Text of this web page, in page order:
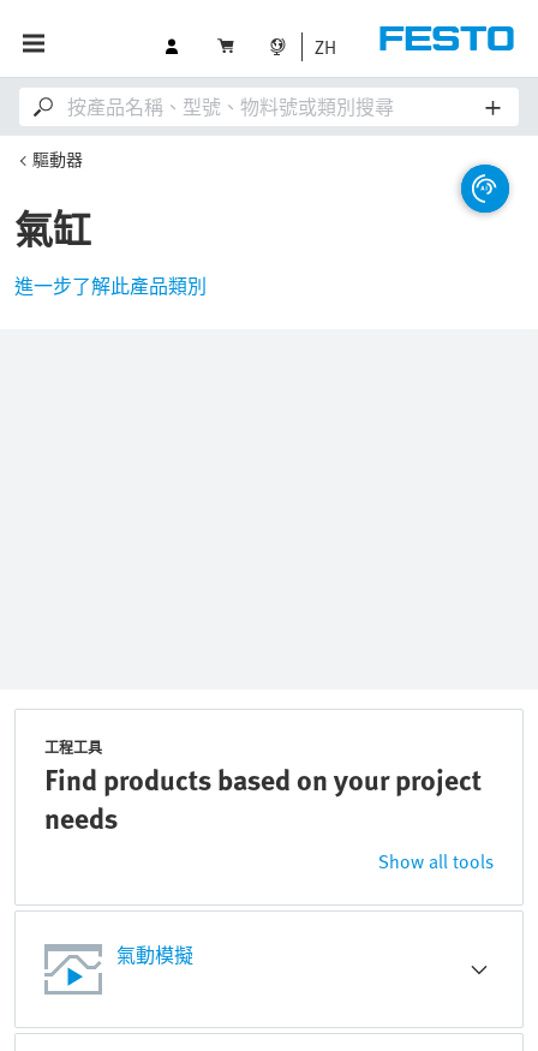
ZH
驅動器
氣缸
進一步了解此產品類別
工程工具
Find products based on your project
needs
Show all tools
氣動模擬